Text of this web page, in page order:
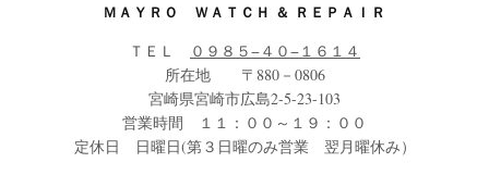
ＭＡＹＲＯ ＷＡＴＣＨ ＆ ＲＥＰＡＩＲ
ＴＥＬ
０９８５−４０−１６１４
所在地 〒880－0806
宮崎県宮崎市広島2-5-23-103
営業時間 １１：００～１９：００
定休日 日曜日(第３日曜のみ営業 翌月曜休み）